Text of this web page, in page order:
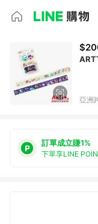
亞洲
訂單成立賺1%
下單享LINE